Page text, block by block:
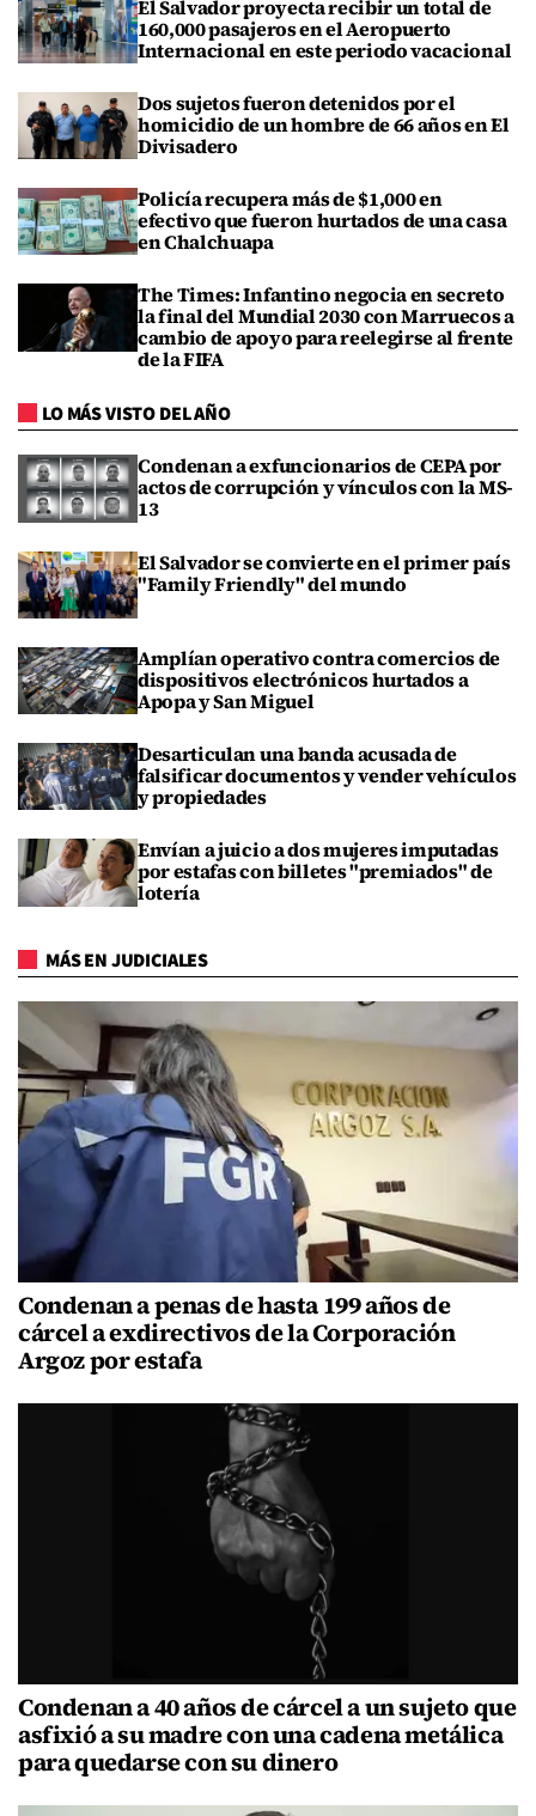
El Salvador proyecta recibir un total de
160,000 pasajeros en el Aeropuerto
Internacional en este periodo vacacional
Dos sujetos fueron detenidos por el
homicidio de un hombre de 66 años en El
Divisadero
Policía recupera más de $1,000 en
efectivo que fueron hurtados de una casa
en Chalchuapa
The Times: Infantino negocia en secreto
la final del Mundial 2030 con Marruecos a
cambio de apoyo para reelegirse al frente
de la FIFA
LO MÁS VISTO DEL AÑO
Condenan a exfuncionarios de CEPA por
actos de corrupción y vínculos con la MS-
13
El Salvador se convierte en el primer país
"Family Friendly" del mundo
Amplían operativo contra comercios de
dispositivos electrónicos hurtados a
Apopa y San Miguel
Desarticulan una banda acusada de
falsificar documentos y vender vehículos
y propiedades
Envían a juicio a dos mujeres imputadas
por estafas con billetes "premiados" de
lotería
MÁS EN JUDICIALES
Condenan a penas de hasta 199 años de
cárcel a exdirectivos de la Corporación
Argoz por estafa
Condenan a 40 años de cárcel a un sujeto que
asfixió a su madre con una cadena metálica
para quedarse con su dinero